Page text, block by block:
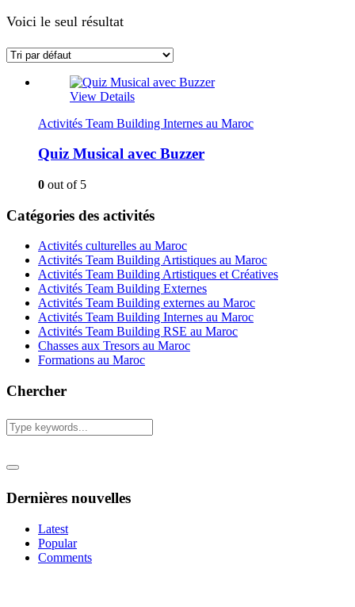
Voici le seul résultat
View Details
Activités Team Building Internes au Maroc
Quiz Musical avec Buzzer
0 out of 5
Catégories des activités
Activités culturelles au Maroc
Activités Team Building Artistiques au Maroc
Activités Team Building Artistiques et Créatives
Activités Team Building Externes
Activités Team Building externes au Maroc
Activités Team Building Internes au Maroc
Activités Team Building RSE au Maroc
Chasses aux Tresors au Maroc
Formations au Maroc
Chercher
Dernières nouvelles
Latest
Popular
Comments